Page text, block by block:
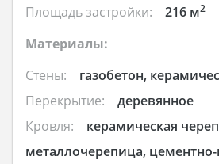
Площадь застройки:
216 м2
Материалы:
Стены:
газобетон,
Перекрытие:
деревянное
Кровля:
керамическая
металлочерепица, цементно-